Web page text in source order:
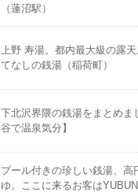
（蓮沼駅）
上野 寿湯。都内最大級の露
てなしの銭湯（稲荷町）
下北沢界隈の銭湯をまとめま
谷で温泉気分】
プール付きの珍しい銭湯、高
ゆ。ここに来るお客は